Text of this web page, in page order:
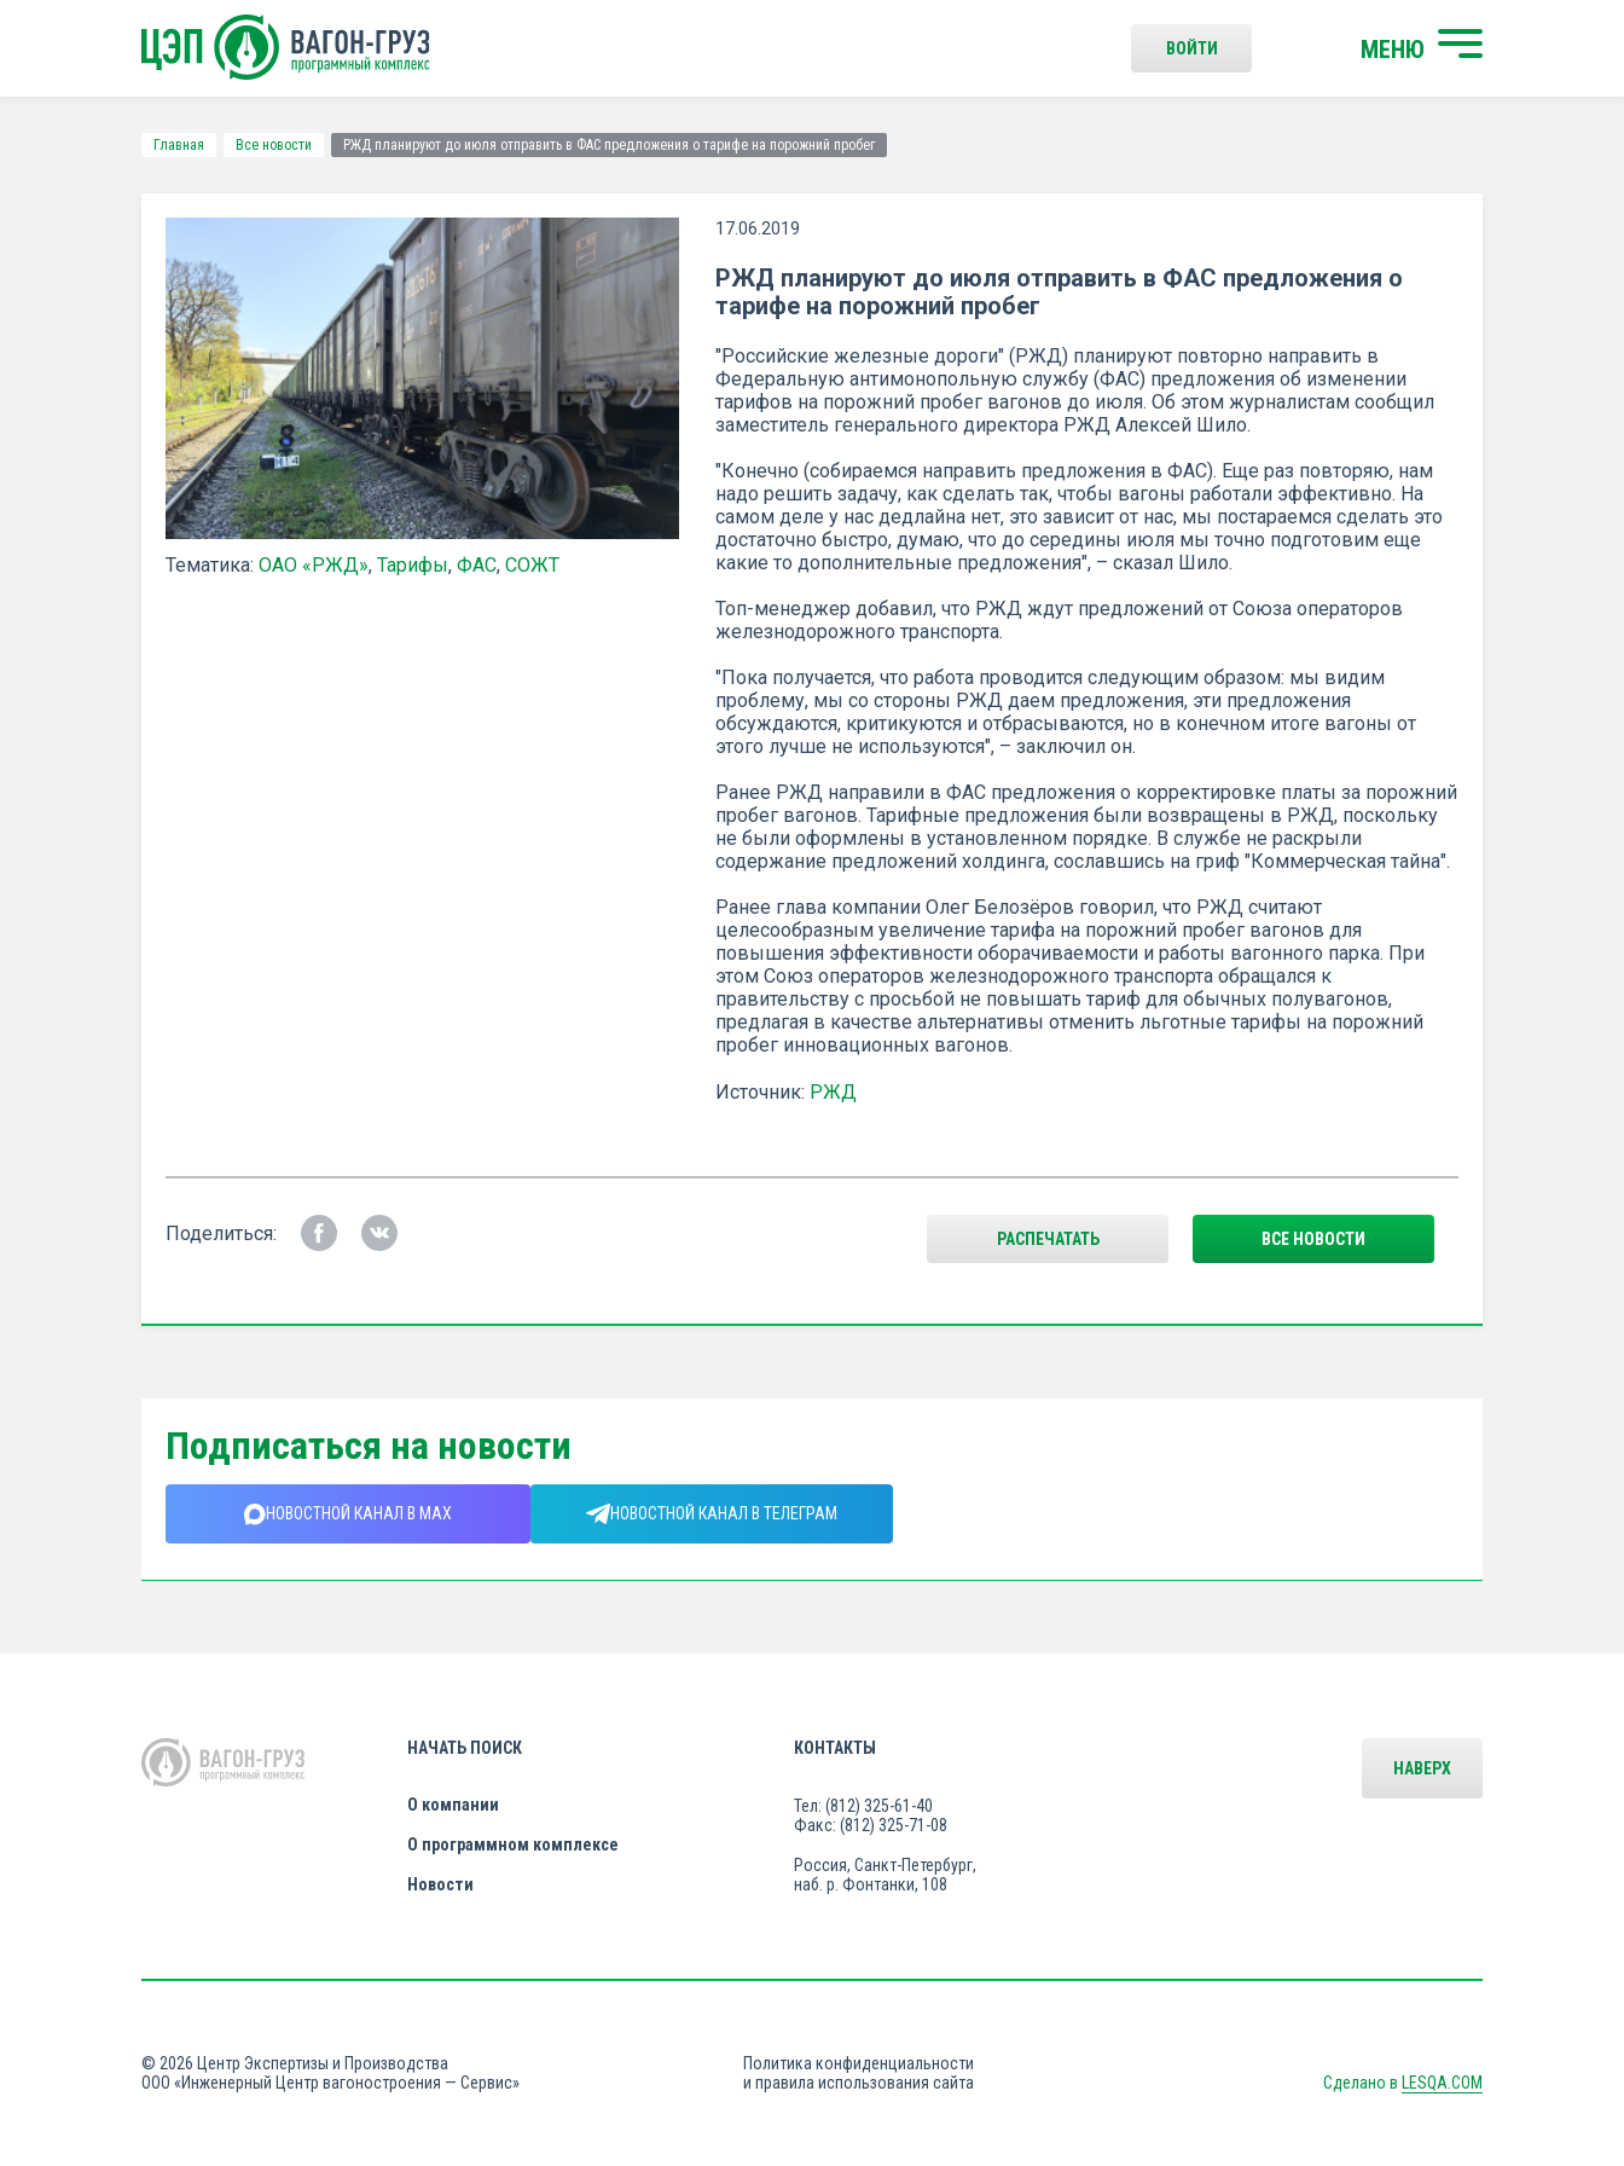
МЕНЮ
ВОЙТИ
Главная Все новости РЖД планируют до июля отправить в ФАС предложения о тарифе на порожний пробег
Тематика: ОАО «РЖД», Тарифы, ФАС, СОЖТ
17.06.2019
РЖД планируют до июля отправить в ФАС предложения о
тарифе на порожний пробег
"Российские железные дороги" (РЖД) планируют повторно направить в
Федеральную антимонопольную службу (ФАС) предложения об изменении
тарифов на порожний пробег вагонов до июля. Об этом журналистам сообщил
заместитель генерального директора РЖД Алексей Шило.
"Конечно (собираемся направить предложения в ФАС). Еще раз повторяю, нам
надо решить задачу, как сделать так, чтобы вагоны работали эффективно. На
самом деле у нас дедлайна нет, это зависит от нас, мы постараемся сделать это
достаточно быстро, думаю, что до середины июля мы точно подготовим еще
какие то дополнительные предложения", – сказал Шило.
Топ-менеджер добавил, что РЖД ждут предложений от Союза операторов
железнодорожного транспорта.
"Пока получается, что работа проводится следующим образом: мы видим
проблему, мы со стороны РЖД даем предложения, эти предложения
обсуждаются, критикуются и отбрасываются, но в конечном итоге вагоны от
этого лучше не используются", – заключил он.
Ранее РЖД направили в ФАС предложения о корректировке платы за порожний
пробег вагонов. Тарифные предложения были возвращены в РЖД, поскольку
не были оформлены в установленном порядке. В службе не раскрыли
содержание предложений холдинга, сославшись на гриф "Коммерческая тайна".
Ранее глава компании Олег Белозёров говорил, что РЖД считают
целесообразным увеличение тарифа на порожний пробег вагонов для
повышения эффективности оборачиваемости и работы вагонного парка. При
этом Союз операторов железнодорожного транспорта обращался к
правительству с просьбой не повышать тариф для обычных полувагонов,
предлагая в качестве альтернативы отменить льготные тарифы на порожний
пробег инновационных вагонов.
Источник: РЖД
Поделиться: ВСЕ НОВОСТИ
РАСПЕЧАТАТЬ
Подписаться на новости
НОВОСТНОЙ КАНАЛ В MAX НОВОСТНОЙ КАНАЛ В ТЕЛЕГРАМ
НАЧАТЬ ПОИСК
О компании
О программном комплексе
Новости
КОНТАКТЫ
Тел: (812) 325-61-40
Факс: (812) 325-71-08
Россия, Санкт-Петербург,
наб. р. Фонтанки, 108
НАВЕРХ
© 2026 Центр Экспертизы и Производства
ООО «Инженерный Центр вагоностроения — Сервис»
Политика конфиденциальности
и правила использования сайта
Сделано в LESQA.COM